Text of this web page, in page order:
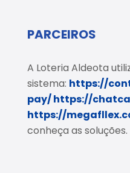
PARCEIROS
A Loteria Aldeota
sistema: https://
pay/https://
https://
conheça as soluções.